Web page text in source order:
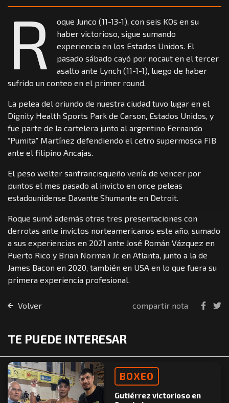
R
oque Junco (11-13-1), con seis KOs en su
haber victorioso, sigue sumando
experiencia en los Estados Unidos. El
pasado sábado cayó por nocaut en el tercer
asalto ante Lynch (11-1-1), luego de haber
sufrido un conteo en el primer round.
La pelea del oriundo de nuestra ciudad tuvo lugar en el
Dignity Health Sports Park de Carson, Estados Unidos, y
fue parte de la cartelera junto al argentino Fernando
“Pumita” Martínez defendiendo el cetro supermosca FIB
ante el filipino Ancajas.
El peso welter sanfrancisqueño venía de vencer por
puntos el mes pasado al invicto en once peleas
estadounidense Davante Shumante en Detroit.
Roque sumó además otras tres presentaciones con
derrotas ante invictos norteamericanos este año, sumado
a sus experiencias en 2021 ante José Román Vázquez en
Puerto Rico y Brian Norman Jr. en Atlanta, junto a la de
James Bacon en 2020, también en USA en lo que fuera su
primera experiencia profesional.
Volver compartir nota
TE PUEDE INTERESAR
BOXEO
Gutiérrez victorioso en